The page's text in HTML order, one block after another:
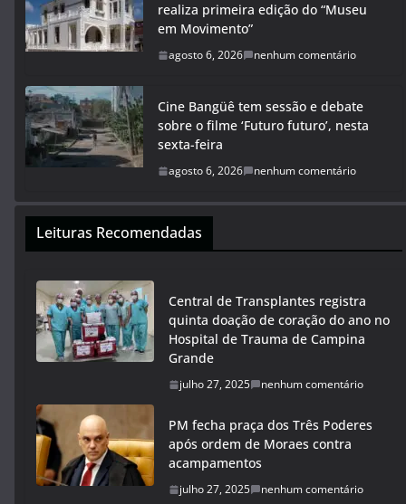
realiza primeira edição do “Museu
em Movimento”
agosto 6, 2026 nenhum comentário
Cine Bangüê tem sessão e debate
sobre o filme ‘Futuro futuro’, nesta
sexta-feira
agosto 6, 2026 nenhum comentário
Leituras Recomendadas
Central de Transplantes registra
quinta doação de coração do ano no
Hospital de Trauma de Campina
Grande
julho 27, 2025 nenhum comentário
PM fecha praça dos Três Poderes
após ordem de Moraes contra
acampamentos
julho 27, 2025 nenhum comentário